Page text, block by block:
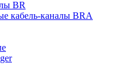
BR
кабель-каналы BRA